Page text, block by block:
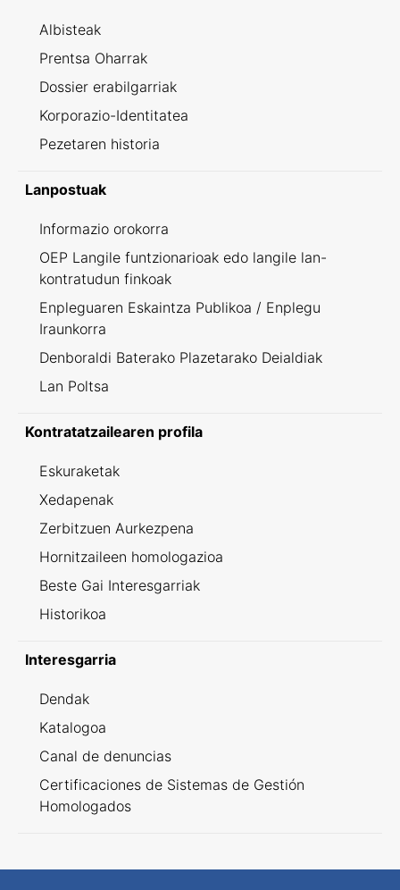
Albisteak
Prentsa Oharrak
Dossier erabilgarriak
Korporazio-Identitatea
Pezetaren historia
Lanpostuak
Informazio orokorra
OEP Langile funtzionarioak edo langile lan-
kontratudun finkoak
Enpleguaren Eskaintza Publikoa / Enplegu
Iraunkorra
Denboraldi Baterako Plazetarako Deialdiak
Lan Poltsa
Kontratatzailearen profila
Eskuraketak
Xedapenak
Zerbitzuen Aurkezpena
Hornitzaileen homologazioa
Beste Gai Interesgarriak
Historikoa
Interesgarria
Dendak
Katalogoa
Canal de denuncias
Certificaciones de Sistemas de Gestión
Homologados